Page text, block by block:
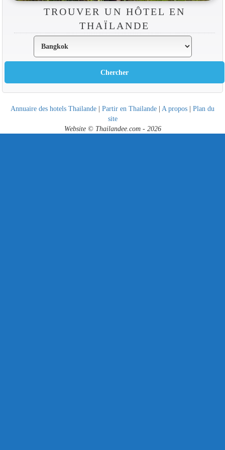
TROUVER UN HÔTEL EN
THAÏLANDE
Annuaire des hotels Thailande | Partir en Thailande | A propos | Plan du
site
Website © Thailandee.com - 2026